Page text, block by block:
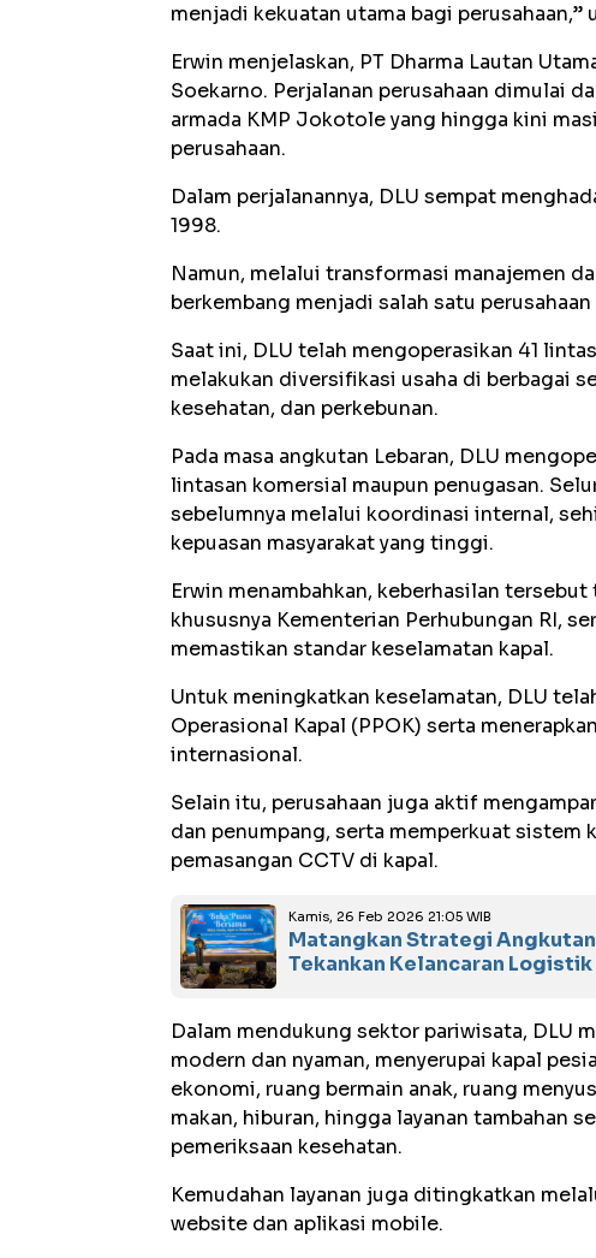
menjadi kekuatan utama bagi perusahaan,”
Erwin menjelaskan, PT Dharma Lautan
Soekarno. Perjalanan perusahaan dimulai
armada KMP Jokotole yang hingga kini
perusahaan.
Dalam perjalanannya, DLU sempat
1998.
Namun, melalui transformasi manajemen
berkembang menjadi salah satu
Saat ini, DLU telah mengoperasikan 41
melakukan diversifikasi usaha di berbagai
kesehatan, dan perkebunan.
Pada masa angkutan Lebaran, DLU
lintasan komersial maupun penugasan.
sebelumnya melalui koordinasi internal,
kepuasan masyarakat yang tinggi.
Erwin menambahkan, keberhasilan
khususnya Kementerian Perhubungan RI,
memastikan standar keselamatan kapal.
Untuk meningkatkan keselamatan, DLU
Operasional Kapal (PPOK) serta
internasional.
Selain itu, perusahaan juga aktif
dan penumpang, serta memperkuat sistem
pemasangan CCTV di kapal.
Kamis, 26 Feb 2026 21:05 WIB
Matangkan Strategi Angkutan
Tekankan Kelancaran Logistik
Dalam mendukung sektor pariwisata, DLU
modern dan nyaman, menyerupai kapal
ekonomi, ruang bermain anak, ruang
makan, hiburan, hingga layanan tambahan
pemeriksaan kesehatan.
Kemudahan layanan juga ditingkatkan
website dan aplikasi mobile.